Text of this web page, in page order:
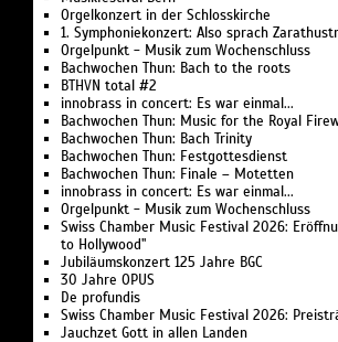
Orgelkonzert in der Schlosskirche
1. Symphoniekonzert: Also sprach
Orgelpunkt - Musik zum Wochenschluss
Bachwochen Thun: Bach to the roots
BTHVN total #2
innobrass in concert: Es war einmal...
Bachwochen Thun: Music for the Royal
Bachwochen Thun: Bach Trinity
Bachwochen Thun: Festgottesdienst
Bachwochen Thun: Finale – Motetten
innobrass in concert: Es war einmal...
Orgelpunkt - Musik zum Wochenschluss
Swiss Chamber Music Festival 2026:
to Hollywood"
Jubiläumskonzert 125 Jahre BGC
30 Jahre OPUS
De profundis
Swiss Chamber Music Festival 2026:
Jauchzet Gott in allen Landen